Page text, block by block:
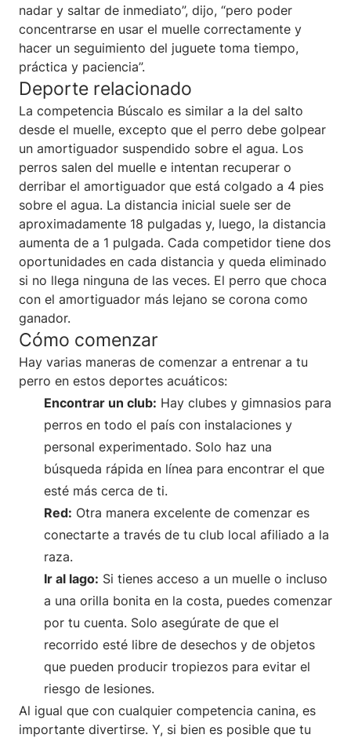
nadar y saltar de inmediato”, dijo, “pero poder
concentrarse en usar el muelle correctamente y
hacer un seguimiento del juguete toma tiempo,
práctica y paciencia”.
Deporte relacionado
La competencia Búscalo es similar a la del salto
desde el muelle, excepto que el perro debe golpear
un amortiguador suspendido sobre el agua. Los
perros salen del muelle e intentan recuperar o
derribar el amortiguador que está colgado a 4 pies
sobre el agua. La distancia inicial suele ser de
aproximadamente 18 pulgadas y, luego, la distancia
aumenta de a 1 pulgada. Cada competidor tiene dos
oportunidades en cada distancia y queda eliminado
si no llega ninguna de las veces. El perro que choca
con el amortiguador más lejano se corona como
ganador.
Cómo comenzar
Hay varias maneras de comenzar a entrenar a tu
perro en estos deportes acuáticos:
Encontrar un club: Hay clubes y gimnasios para
perros en todo el país con instalaciones y
personal experimentado. Solo haz una
búsqueda rápida en línea para encontrar el que
esté más cerca de ti.
Red: Otra manera excelente de comenzar es
conectarte a través de tu club local afiliado a la
raza.
Ir al lago: Si tienes acceso a un muelle o incluso
a una orilla bonita en la costa, puedes comenzar
por tu cuenta. Solo asegúrate de que el
recorrido esté libre de desechos y de objetos
que pueden producir tropiezos para evitar el
riesgo de lesiones.
Al igual que con cualquier competencia canina, es
importante divertirse. Y, si bien es posible que tu